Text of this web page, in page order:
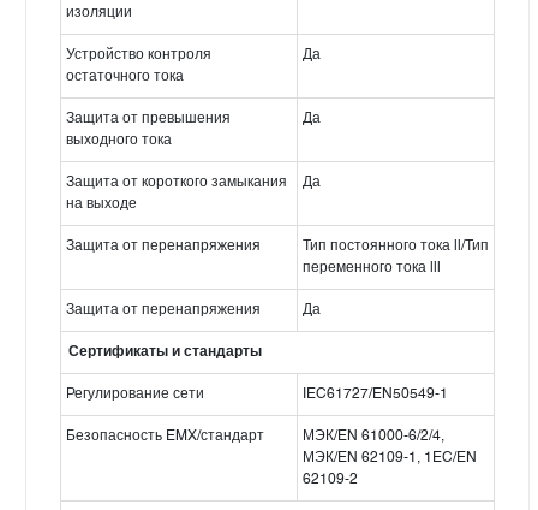
изоляции
Устройство контроля
остаточного тока
Да
Защита от превышения
выходного тока
Да
Защита от короткого замыкания
на выходе
Да
Защита от перенапряжения
Тип постоянного тока ll/Тип
переменного тока lll
Защита от перенапряжения Да
Сертификаты и стандарты
Регулирование сети IEC61727/EN50549-1
Безопасность EMX/стандарт
МЭК/EN 61000-6/2/4,
МЭК/EN 62109-1, 1EC/EN
62109-2